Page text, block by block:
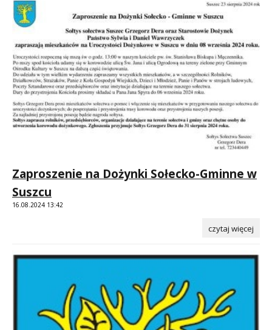
Zaproszenie na Dożynki Sołecko-Gminne w
Suszcu
16.08.2024 13:42
czytaj więcej